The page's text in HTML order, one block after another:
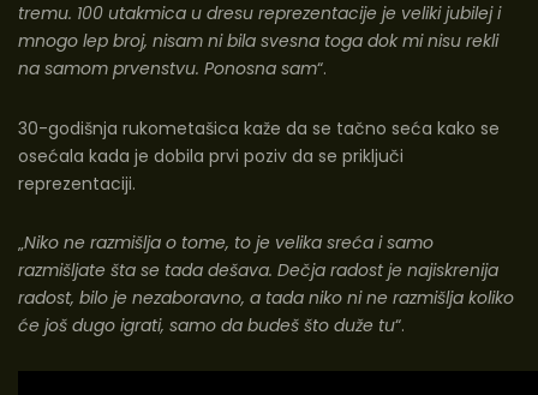
tremu. 100 utakmica u dresu reprezentacije je veliki jubilej i
mnogo lep broj, nisam ni bila svesna toga dok mi nisu rekli
na samom prvenstvu. Ponosna sam“.
30-godišnja rukometašica kaže da se tačno seća kako se
osećala kada je dobila prvi poziv da se priključi
reprezentaciji.
„Niko ne razmišlja o tome, to je velika sreća i samo
razmišljate šta se tada dešava. Dečja radost je najiskrenija
radost, bilo je nezaboravno, a tada niko ni ne razmišlja koliko
će još dugo igrati, samo da budeš što duže tu“.